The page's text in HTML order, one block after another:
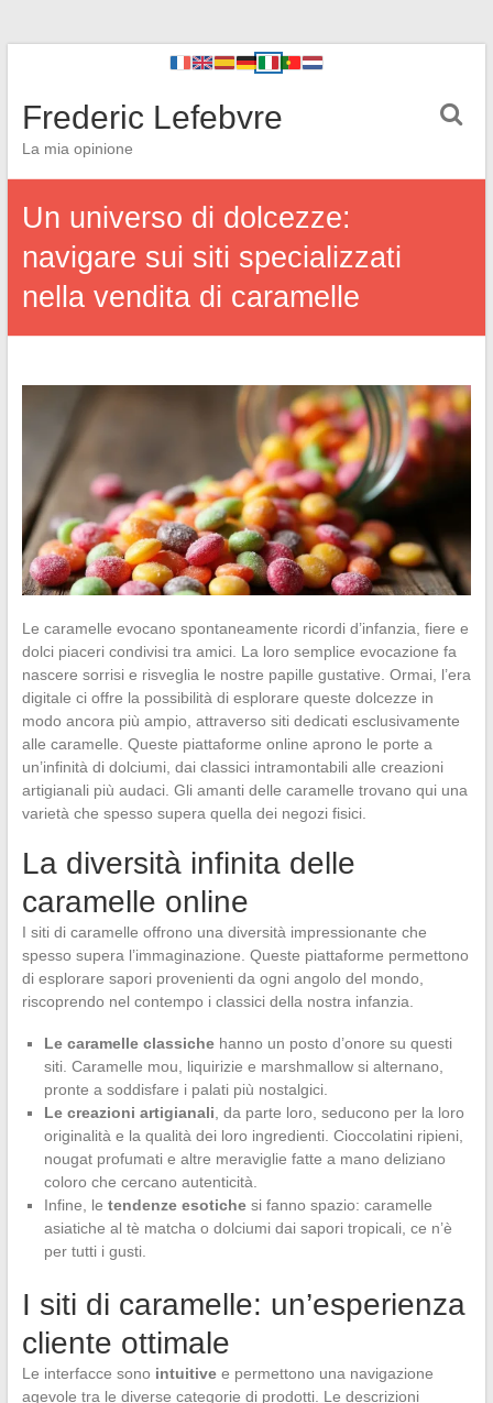
Frederic Lefebvre
La mia opinione
Un universo di dolcezze:
navigare sui siti specializzati
nella vendita di caramelle
Le caramelle evocano spontaneamente ricordi d’infanzia, fiere e
dolci piaceri condivisi tra amici. La loro semplice evocazione fa
nascere sorrisi e risveglia le nostre papille gustative. Ormai, l’era
digitale ci offre la possibilità di esplorare queste dolcezze in
modo ancora più ampio, attraverso siti dedicati esclusivamente
alle caramelle. Queste piattaforme online aprono le porte a
un’infinità di dolciumi, dai classici intramontabili alle creazioni
artigianali più audaci. Gli amanti delle caramelle trovano qui una
varietà che spesso supera quella dei negozi fisici.
La diversità infinita delle
caramelle online
I siti di caramelle offrono una diversità impressionante che
spesso supera l’immaginazione. Queste piattaforme permettono
di esplorare sapori provenienti da ogni angolo del mondo,
riscoprendo nel contempo i classici della nostra infanzia.
Le caramelle classichehanno un posto d’onore su questi
siti. Caramelle mou, liquirizie e marshmallow si alternano,
pronte a soddisfare i palati più nostalgici.
Le creazioni artigianali , da parte loro, seducono per la loro
originalità e la qualità dei loro ingredienti. Cioccolatini ripieni,
nougat profumati e altre meraviglie fatte a mano deliziano
coloro che cercano autenticità.
Infine, le tendenze esotichesi fanno spazio: caramelle
asiatiche al tè matcha o dolciumi dai sapori tropicali, ce n’è
per tutti i gusti.
I siti di caramelle: un’esperienza
cliente ottimale
Le interfacce sono intuitivee permettono una navigazione
agevole tra le diverse categorie di prodotti. Le descrizioni